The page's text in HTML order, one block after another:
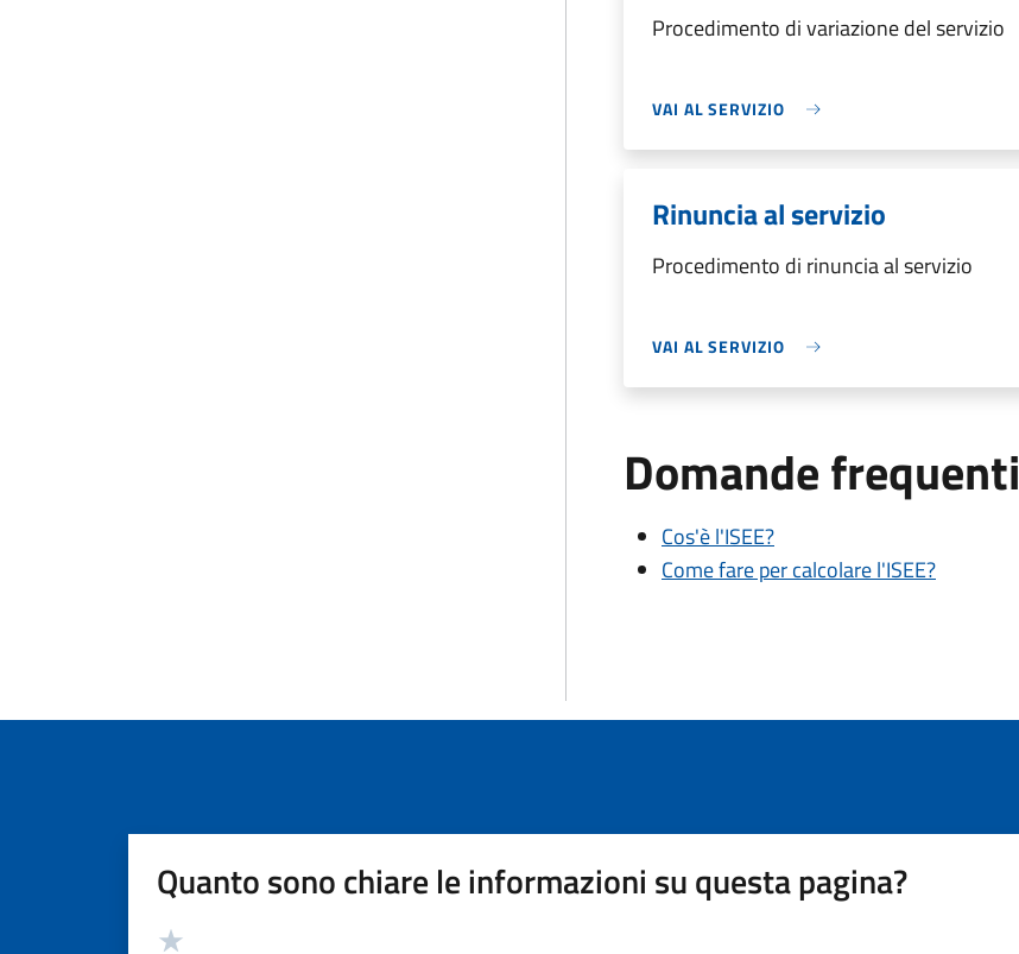
Procedimento di variazione del servizio
VAI AL SERVIZIO
Rinuncia al servizio
Procedimento di rinuncia al servizio
VAI AL SERVIZIO
Domande frequenti
Cos'è l'ISEE?
Come fare per calcolare l'ISEE?
Quanto sono chiare le informazioni su questa pagina?
Valutazione